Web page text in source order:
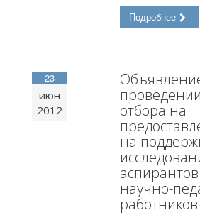
Подробнее
23
июн
2012
отбора на
на
научно-
работников